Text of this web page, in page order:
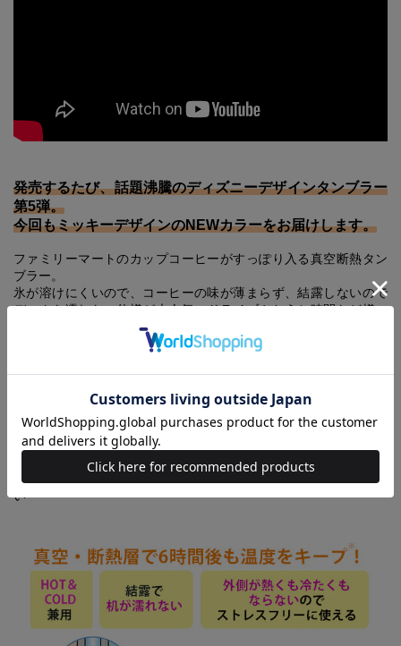
発売するたび、話題沸騰のディズニーデザインタンブラー
第5弾。
今回もミッキーデザインのNEWカラーをお届けします。
ファミリーマートのカップコーヒーがすっぽり入る真空断熱タン
ブラー。
氷が溶けにくいので、コーヒーの味が薄まらず、結露しないので
デスクも濡れない仕様が大人気。ドライブやおうち時間など様々
なシーンで活躍すること間違いなし！
はちみつ色のタンブラーが、なんともいえず愛しいカラーです。
また、星空をイメージしたグラデーションカラーも登場。
ゴールドでプリントされたミッキーがおしゃれ。
流行のテラコッタカラータンブラーには、リュックを背負ったア
ウトドア仕様のミッキーをデザインしました。
※商品に関するお問い合わせ先は、「中身を見る」をご覧くださ
い